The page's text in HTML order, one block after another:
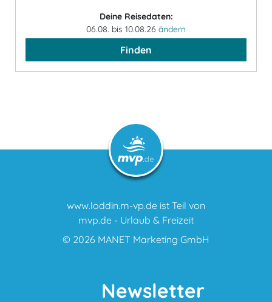
Deine Reisedaten:
06.08. bis 10.08.26 ändern
Finden
www.loddin.m-vp.de ist Teil von
mvp.de - Urlaub & Freizeit
© 2026 MANET Marketing GmbH
Newsletter